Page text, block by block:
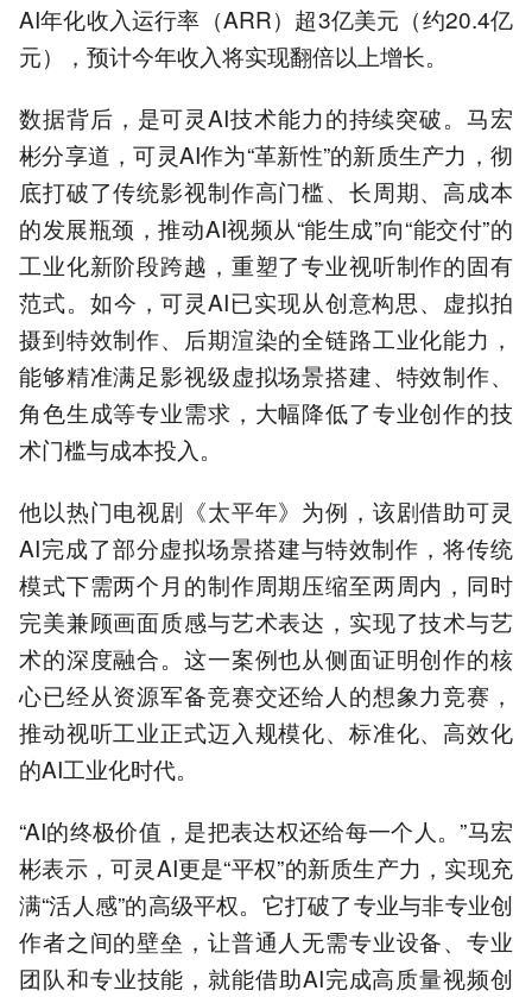
AI年化收入运行率（ARR）超3亿美元（约20.4亿
元），预计今年收入将实现翻倍以上增长。
数据背后，是可灵AI技术能力的持续突破。马宏
彬分享道，可灵AI作为“革新性”的新质生产力，彻
底打破了传统影视制作高门槛、长周期、高成本
的发展瓶颈，推动AI视频从“能生成”向“能交付”的
工业化新阶段跨越，重塑了专业视听制作的固有
范式。如今，可灵AI已实现从创意构思、虚拟拍
摄到特效制作、后期渲染的全链路工业化能力，
能够精准满足影视级虚拟场景搭建、特效制作、
角色生成等专业需求，大幅降低了专业创作的技
术门槛与成本投入。
他以热门电视剧《太平年》为例，该剧借助可灵
AI完成了部分虚拟场景搭建与特效制作，将传统
模式下需两个月的制作周期压缩至两周内，同时
完美兼顾画面质感与艺术表达，实现了技术与艺
术的深度融合。这一案例也从侧面证明创作的核
心已经从资源军备竞赛交还给人的想象力竞赛，
推动视听工业正式迈入规模化、标准化、高效化
的AI工业化时代。
“AI的终极价值，是把表达权还给每一个人。”马宏
彬表示，可灵AI更是“平权”的新质生产力，实现充
满“活人感”的高级平权。它打破了专业与非专业创
作者之间的壁垒，让普通人无需专业设备、专业
团队和专业技能，就能借助AI完成高质量视频创